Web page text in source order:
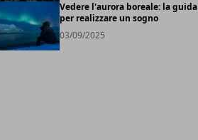
Vedere l'aurora boreale: la guida
per realizzare un sogno
03/09/2025